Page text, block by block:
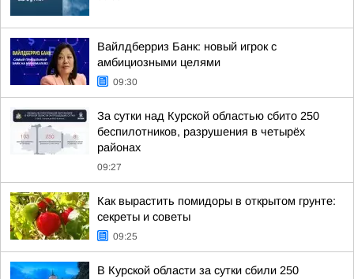
Вайлдберриз Банк: новый игрок с
амбициозными целями
09:30
За сутки над Курской областью сбито 250
беспилотников, разрушения в четырёх
районах
09:27
Как вырастить помидоры в открытом грунте:
секреты и советы
09:25
В Курской области за сутки сбили 250